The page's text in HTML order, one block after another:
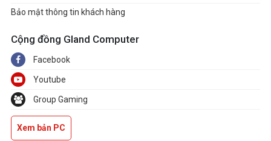
Bảo mật thông tin khách hàng
Cộng đồng Gland Computer
Facebook
Youtube
Group Gaming
Xem bản PC